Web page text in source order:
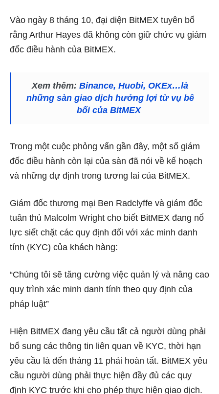
Vào ngày 8 tháng 10, đại diện BitMEX tuyên bố
rằng Arthur Hayes đã không còn giữ chức vụ giám
đốc điều hành của BitMEX.
Xem thêm: Binance, Huobi, OKEx…là
những sàn giao dịch hưởng lợi từ vụ bê
bối của BitMEX
Trong một cuộc phỏng vấn gần đây, một số giám
đốc điều hành còn lại của sàn đã nói về kế hoạch
và những dự định trong tương lai của BitMEX.
Giám đốc thương mại Ben Radclyffe và giám đốc
tuân thủ Malcolm Wright cho biết BitMEX đang nổ
lực siết chặt các quy định đối với xác minh danh
tính (KYC) của khách hàng:
“Chúng tôi sẽ tăng cường việc quản lý và nâng cao
quy trình xác minh danh tính theo quy định của
pháp luật”
Hiện BitMEX đang yêu cầu tất cả người dùng phải
bổ sung các thông tin liên quan về KYC, thời hạn
yêu cầu là đến tháng 11 phải hoàn tất. BitMEX yêu
cầu người dùng phải thực hiện đầy đủ các quy
định KYC trước khi cho phép thực hiện giao dịch.